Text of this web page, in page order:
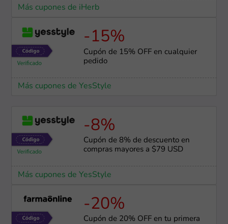
Más cupones de iHerb
-15%
Cupón de 15% OFF en cualquier
pedido
Más cupones de YesStyle
-8%
Cupón de 8% de descuento en
compras mayores a $79 USD
Más cupones de YesStyle
-20%
Cupón de 20% OFF en tu primera